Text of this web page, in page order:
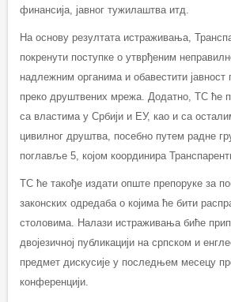
финансија, јавног тужилаштва итд.
На основу резултата истраживања,
покренути поступке о утврђеним
надлежним органима и обавестити
преко друштвених мрежа. Додатно, ТС ће
са властима у Србији и ЕУ, као и са
цивилног друштва, посебно путем радне
поглавље 5, којом координира
ТС ће такође издати опште препоруке за
законских одредаба о којима ће бити
столовима. Налази истраживања биће
двојезичној публикацији на српском и
предмет дискусије у последњем месецу
конференцији.